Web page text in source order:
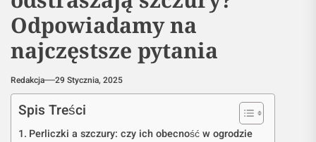
Odpowiadamy na
najczęstsze pytania
Redakcja 29 Stycznia, 2025
Spis Treści
Perliczki a szczury: czy ich obecność w ogrodzie